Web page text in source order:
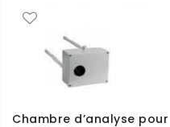
Chambre d’analyse pour